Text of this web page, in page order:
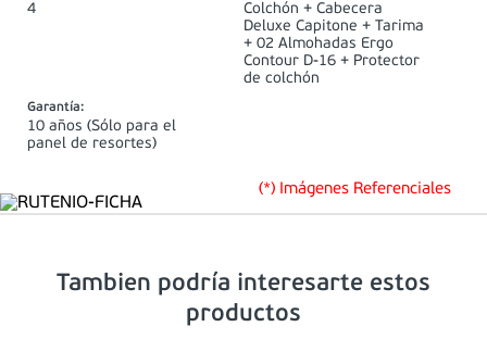
4
Colchón + Cabecera
Deluxe Capitone + Tarima
+ 02 Almohadas Ergo
Contour D-16 + Protector
de colchón
Garantía:
10 años (Sólo para el
panel de resortes)
(*) Imágenes Referenciales
Tambien podría interesarte estos
productos